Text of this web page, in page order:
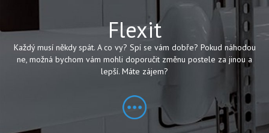
Flexit
Každý musí někdy spát. A co vy? Spí se vám dobře? Pokud náhodou
ne, možná bychom vám mohli doporučit změnu postele za jinou a
lepší. Máte zájem?